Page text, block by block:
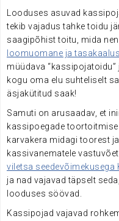
Looduses asuvad
tekib vajadus tahke toidu
saagipõhist toitu, mida
loomuomane ja
müüdava
kogu oma elu suhteliselt
äsjakütitud saak!
Samuti on arusaadav, et
kassipoegade
karvakera midagi toorest
kassivanematele
viletsa seedevõimekusega
ja nad vajavad täpselt
looduses söövad.
Kassipojad vajavad